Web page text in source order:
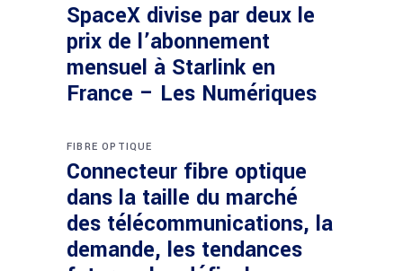
SpaceX divise par deux le
prix de l’abonnement
mensuel à Starlink en
France – Les Numériques
FIBRE OPTIQUE
Connecteur fibre optique
dans la taille du marché
des télécommunications, la
demande, les tendances